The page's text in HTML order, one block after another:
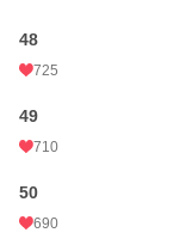
48
725
49
710
50
690